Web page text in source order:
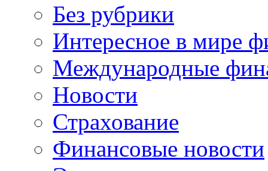
Без рубрики
Интересное в мире
Международные
Новости
Страхование
Финансовые новости